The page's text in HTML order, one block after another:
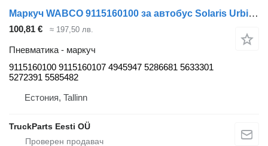
Маркуч WABCO 9115160100 за автобус Solaris Urbino, Alpino, Vacanza (1999-)
100,81 € ≈ 197,50 лв.
Пневматика - маркуч
9115160100 9115160107 4945947 5286681 5633301
5272391 5585482
Естония, Tallinn
TruckParts Eesti OÜ